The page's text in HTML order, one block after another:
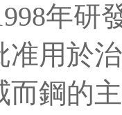
年研
准用於
而鋼的